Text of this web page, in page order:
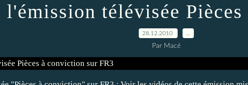
l'émission télévisée
28.12.2010
Par Macé